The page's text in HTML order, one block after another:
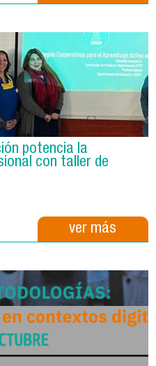
potencia la
con taller de
ver más